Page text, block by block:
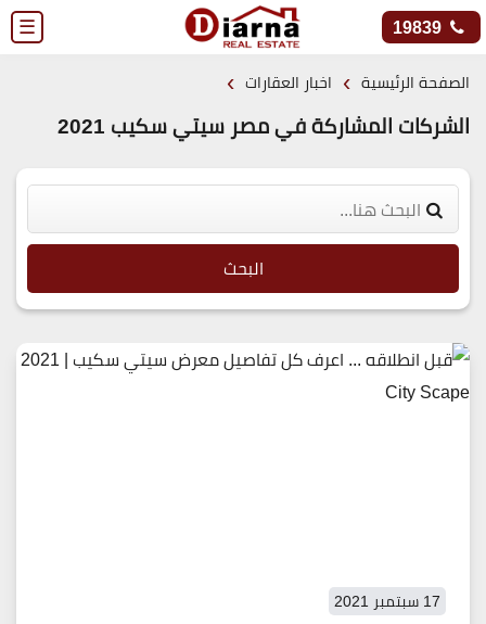
☰ 19839
الصفحة الرئيسية › اخبار العقارات ›
الشركات المشاركة في مصر سيتي سكيب 2021
البحث
17 سبتمبر 2021